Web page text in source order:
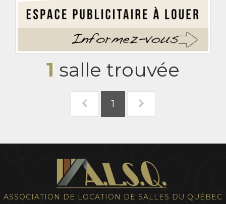
1 salle trouvée
1
ASSOCIATION DE LOCATION DE SALLES DU QUÉBEC